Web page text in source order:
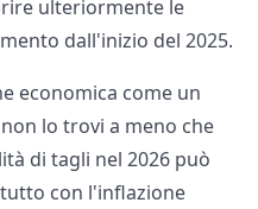
ulteriormente le
dall'inizio del 2025.
economica come un
lo trovi a meno che
di tagli nel 2026 può
con l'inflazione